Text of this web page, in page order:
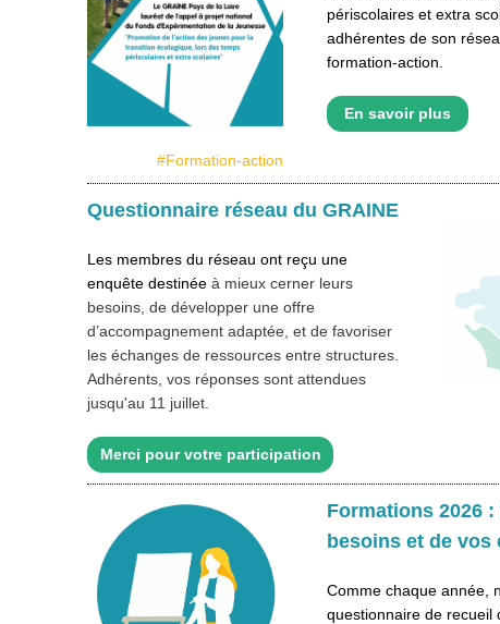
#Formation-action
périscolaires et extra
adhérentes de son
formation-action.
En savoir plus
Questionnaire réseau du GRAINE
Les membres du réseau ont reçu une
enquête destinée à mieux cerner leurs
besoins, de développer une offre
d’accompagnement adaptée, et de favoriser
les échanges de ressources entre structures.
Adhérents, vos réponses sont attendues
jusqu'au 11 juillet.
Merci pour votre participation
Formations 2026
besoins et de vos
Comme chaque année,
questionnaire de recueil